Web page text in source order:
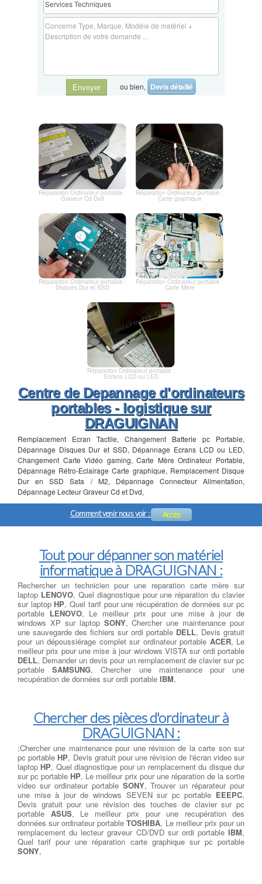
Envoyer ou bien, Devis détaillé
Réparation Ordinateur portable :
Graveur Cd Dvd
Réparation Ordinateur portable :
Carte graphique
Réparation Ordinateur portable :
Disques Dur et SSD
Réparation Ordinateur portable :
Carte Mère
Réparation Ordinateur portable :
Ecrans LCD ou LED
Centre de Depannage d'ordinateurs
portables - logistique sur
DRAGUIGNAN
Remplacement Ecran Tactile, Changement Batterie pc Portable,
Dépannage Disques Dur et SSD, Dépannage Ecrans LCD ou LED,
Changement Carte Vidéo gaming, Carte Mère Ordinateur Portable,
Dépannage Rétro-Eclairage Carte graphique, Remplacement Disque
Dur en SSD Sata / M2, Dépannage Connecteur Alimentation,
Dépannage Lecteur Graveur Cd et Dvd,
Comment venir nous voir : Accès
Tout pour dépanner son matériel
informatique à DRAGUIGNAN :
Rechercher un technicien pour une reparation carte mère sur
laptop LENOVO, Quel diagnostique pour une réparation du clavier
sur laptop HP, Quel tarif pour une récupération de données sur pc
portable LENOVO, Le meilleur prix pour une mise à jour de
windows XP sur laptop SONY, Chercher une maintenance pour
une sauvegarde des fichiers sur ordi portable DELL, Devis gratuit
pour un dépoussiérage complet sur ordinateur portable ACER, Le
meilleur prix pour une mise à jour windows VISTA sur ordi portable
DELL, Demander un devis pour un remplacement de clavier sur pc
portableSAMSUNG, Chercher une maintenance pour une
recupération de données sur ordi portable IBM,
Chercher des pièces d'ordinateur à
DRAGUIGNAN :
;Chercher une maintenance pour une révision de la carte son sur
pc portable HP, Devis gratuit pour une révision de l'écran video sur
laptop HP, Quel diagnostique pour un remplacement du disque dur
sur pc portable HP, Le meilleur prix pour une réparation de la sortie
video sur ordinateur portable SONY, Trouver un réparateur pour
une mise à jour de windows SEVEN sur pc portable EEEPC,
Devis gratuit pour une révision des touches de clavier sur pc
portable ASUS, Le meilleur prix pour une recupération des
données sur ordinateur portableTOSHIBA, Le meilleur prix pour un
remplacement du lecteur graveur CD/DVD sur ordi portable IBM,
Quel tarif pour une réparation carte graphique sur pc portable
SONY,